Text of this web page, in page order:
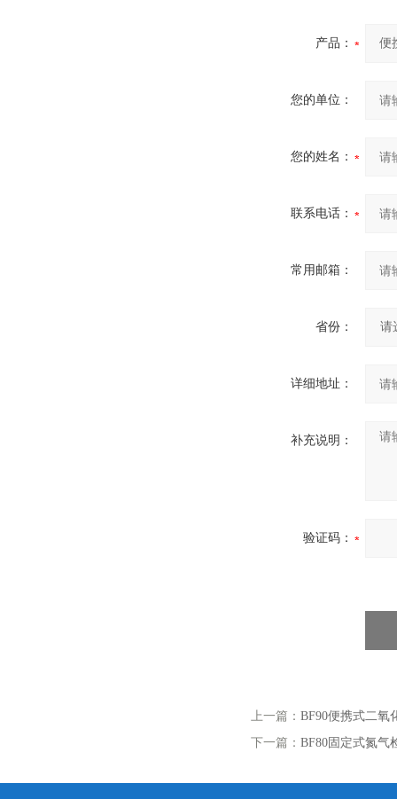
产品：
您的单位：
您的姓名：
联系电话：
常用邮箱：
省份：
详细地址：
补充说明：
验证码：
上一篇： BF90便携式二氧
下一篇： BF80固定式氮气